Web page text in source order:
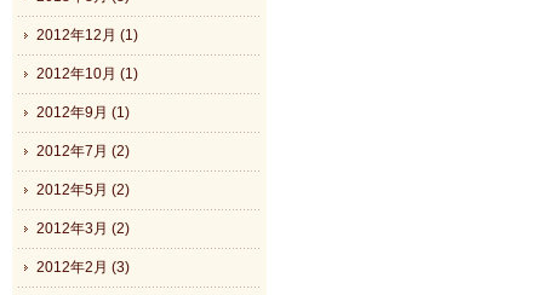
2012年12月 (1)
2012年10月 (1)
2012年9月 (1)
2012年7月 (2)
2012年5月 (2)
2012年3月 (2)
2012年2月 (3)